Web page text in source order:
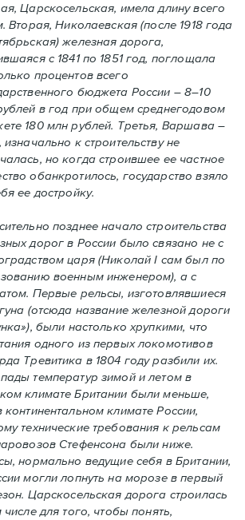
Царскосельская, имела длину всего
Вторая, Николаевская (после 1918 года
железная дорога,
с 1841 по 1851 год, поглощала
процентов всего
бюджета России – 8–10
в год при общем среднегодовом
180 млн рублей. Третья, Варшава –
изначально к строительству не
но когда строившее ее частное
обанкротилось, государство взяло
ее достройку.
позднее начало строительства
дорог в России было связано не с
царя (Николай I сам был по
военным инженером), а с
Первые рельсы, изготовлявшиеся
(отсюда название железной дороги
были настолько хрупкими, что
одного из первых локомотивов
Тревитика в 1804 году разбили их.
температур зимой и летом в
климате Британии были меньше,
континентальном климате России,
технические требования к рельсам
Стефенсона были ниже.
нормально ведущие себя в Британии,
могли лопнуть на морозе в первый
Царскосельская дорога строилась
числе для того, чтобы понять,